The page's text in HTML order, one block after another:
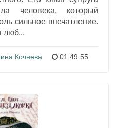
человека, который
сильное впечатление.
люб...
Кочнева 01:49:55